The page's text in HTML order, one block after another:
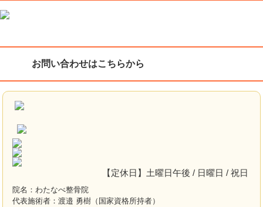
お問い合わせはこちらから
【定休日】土曜日午後 / 日曜日 / 祝日
院名：わたなべ整骨院
代表施術者：渡邉 勇樹（国家資格所持者）